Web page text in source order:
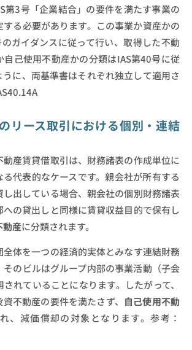
第3号「企業結合」の要件を満たす事業の
る必要があります。この事業か資産かの
ガイダンスに従って行い、取得した不動
自己使用不動産かの分類はIAS第40号に従
うに、両基準書はそれぞれ独立して適用さ
リース取引における個別・連結
産賃貸借取引は、財務諸表の作成単位に
代表的なケースです。親会社が所有する
し出している場合、親会社の個別財務諸表
への貸出しと同様に賃貸収益目的で保有し
動産に分類されます。
全体を一つの経済的実体とみなす連結財務
のビルはグループ内部の事業活動（子会
れていることになります。したがって、
不動産の要件を満たさず、 自己使用不動
、減価償却の対象となります。参考：